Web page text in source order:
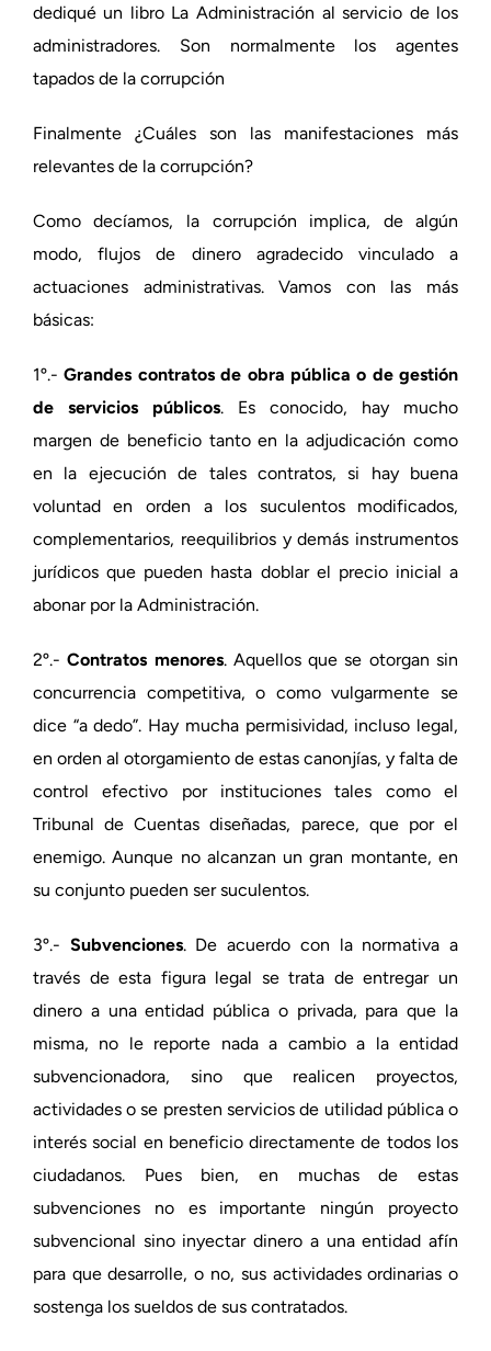
dediqué un libro La Administración al servicio de los
administradores. Son normalmente los agentes
tapados de la corrupción
Finalmente ¿Cuáles son las manifestaciones más
relevantes de la corrupción?
Como decíamos, la corrupción implica, de algún
modo, flujos de dinero agradecido vinculado a
actuaciones administrativas. Vamos con las más
básicas:
1º.-Grandes contratos de obra pública o de gestión
de servicios públicos. Es conocido, hay mucho
margen de beneficio tanto en la adjudicación como
en la ejecución de tales contratos, si hay buena
voluntad en orden a los suculentos modificados,
complementarios, reequilibrios y demás instrumentos
jurídicos que pueden hasta doblar el precio inicial a
abonar por la Administración.
2º.-Contratos menores. Aquellos que se otorgan sin
concurrencia competitiva, o como vulgarmente se
dice “a dedo”. Hay mucha permisividad, incluso legal,
en orden al otorgamiento de estas canonjías, y falta de
control efectivo por instituciones tales como el
Tribunal de Cuentas diseñadas, parece, que por el
enemigo. Aunque no alcanzan un gran montante, en
su conjunto pueden ser suculentos.
3º.- Subvenciones. De acuerdo con la normativa a
través de esta figura legal se trata de entregar un
dinero a una entidad pública o privada, para que la
misma, no le reporte nada a cambio a la entidad
subvencionadora, sino que realicen proyectos,
actividades o se presten servicios de utilidad pública o
interés social en beneficio directamente de todos los
ciudadanos. Pues bien, en muchas de estas
subvenciones no es importante ningún proyecto
subvencional sino inyectar dinero a una entidad afín
para que desarrolle, o no, sus actividades ordinarias o
sostenga los sueldos de sus contratados.